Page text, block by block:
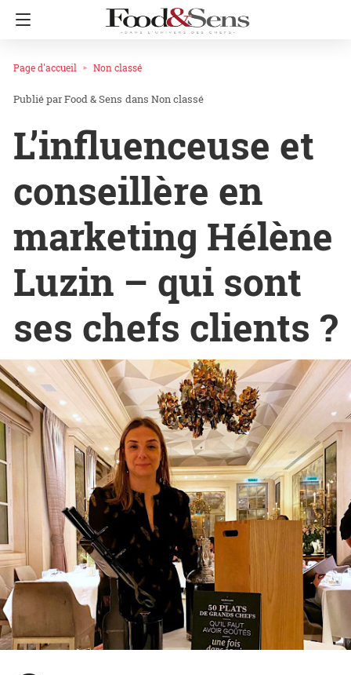
Page d'accueil Non classé
Food & Sens dans Non classé
L’influenceuse et
conseillère en
marketing Hélène
Luzin – qui sont
ses chefs clients ?